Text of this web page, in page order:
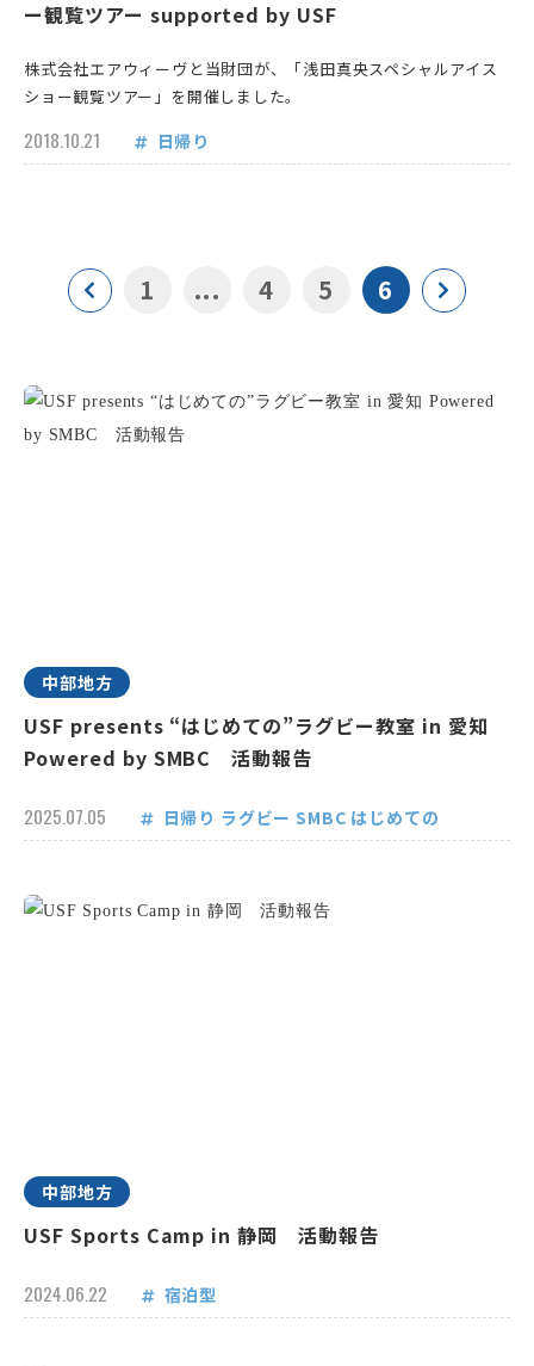
ー観覧ツアー supported by USF
株式会社エアウィーヴと当財団が、「浅田真央スペシャルアイス
ショー観覧ツアー」を開催しました。
2018.10.21 日帰り
1 ... 4 5 6
中部地方
USF presents “はじめての”ラグビー教室 in 愛知
Powered by SMBC 活動報告
2025.07.05 日帰り ラグビー SMBC はじめての
中部地方
USF Sports Camp in 静岡 活動報告
2024.06.22 宿泊型